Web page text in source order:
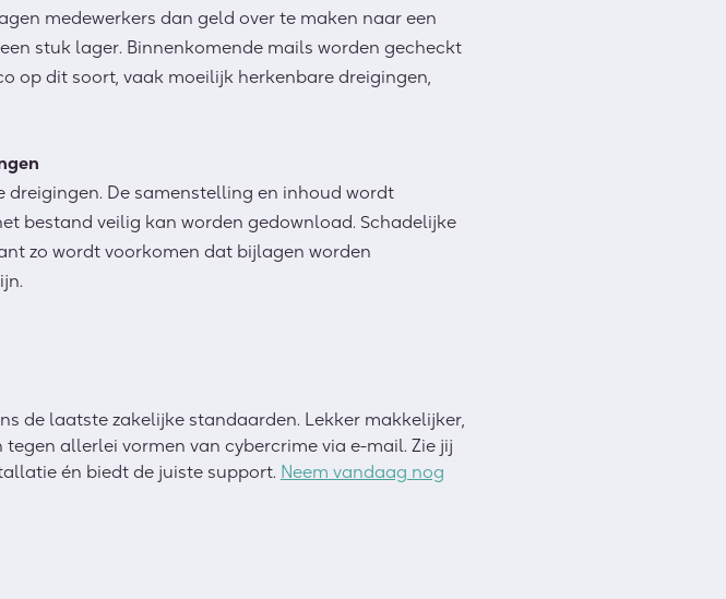
medewerkers dan geld over te maken naar een
stuk lager. Binnenkomende mails worden gecheckt
op dit soort, vaak moeilijk herkenbare dreigingen,
De samenstelling en inhoud wordt
bestand veilig kan worden gedownload. Schadelijke
zo wordt voorkomen dat bijlagen worden
de laatste zakelijke standaarden. Lekker makkelijker,
allerlei vormen van cybercrime via e-mail. Zie jij
én biedt de juiste support. Neem vandaag nog